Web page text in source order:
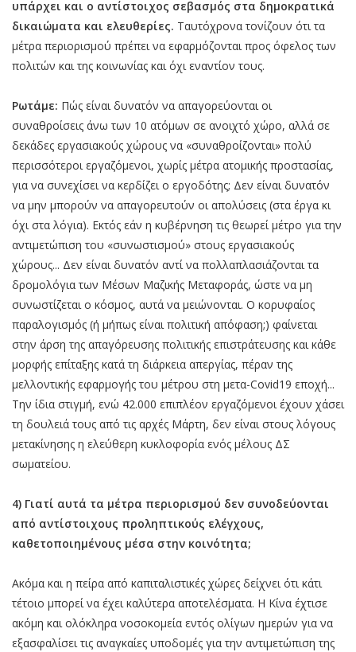
υπάρχει και ο αντίστοιχος σεβασμός στα δημοκρατικά
δικαιώματα και ελευθερίες. Ταυτόχρονα τονίζουν ότι τα
μέτρα περιορισμού πρέπει να εφαρμόζονται προς όφελος των
πολιτών και της κοινωνίας και όχι εναντίον τους.
Ρωτάμε: Πώς είναι δυνατόν να απαγορεύονται οι
συναθροίσεις άνω των 10 ατόμων σε ανοιχτό χώρο, αλλά σε
δεκάδες εργασιακούς χώρους να «συναθροίζονται» πολύ
περισσότεροι εργαζόμενοι, χωρίς μέτρα ατομικής προστασίας,
για να συνεχίσει να κερδίζει ο εργοδότης; Δεν είναι δυνατόν
να μην μπορούν να απαγορευτούν οι απολύσεις (στα έργα κι
όχι στα λόγια). Εκτός εάν η κυβέρνηση τις θεωρεί μέτρο για την
αντιμετώπιση του «συνωστισμού» στους εργασιακούς
χώρους... Δεν είναι δυνατόν αντί να πολλαπλασιάζονται τα
δρομολόγια των Μέσων Μαζικής Μεταφοράς, ώστε να μη
συνωστίζεται ο κόσμος, αυτά να μειώνονται. Ο κορυφαίος
παραλογισμός (ή μήπως είναι πολιτική απόφαση;) φαίνεται
στην άρση της απαγόρευσης πολιτικής επιστράτευσης και κάθε
μορφής επίταξης κατά τη διάρκεια απεργίας, πέραν της
μελλοντικής εφαρμογής του μέτρου στη μετα-Covid19 εποχή...
Την ίδια στιγμή, ενώ 42.000 επιπλέον εργαζόμενοι έχουν χάσει
τη δουλειά τους από τις αρχές Μάρτη, δεν είναι στους λόγους
μετακίνησης η ελεύθερη κυκλοφορία ενός μέλους ΔΣ
σωματείου.
4) Γιατί αυτά τα μέτρα περιορισμού δεν συνοδεύονται
από αντίστοιχους προληπτικούς ελέγχους,
καθετοποιημένους μέσα στην κοινότητα;
Ακόμα και η πείρα από καπιταλιστικές χώρες δείχνει ότι κάτι
τέτοιο μπορεί να έχει καλύτερα αποτελέσματα. Η Κίνα έχτισε
ακόμη και ολόκληρα νοσοκομεία εντός ολίγων ημερών για να
εξασφαλίσει τις αναγκαίες υποδομές για την αντιμετώπιση της